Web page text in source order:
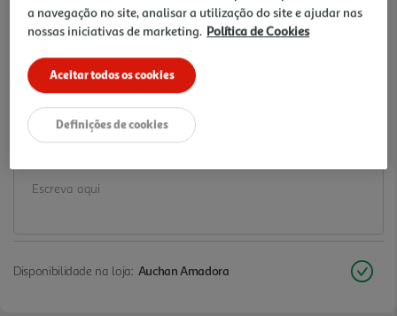
0.21 €/un
4,99 €
Disponibilidade na loja: Auchan Amadora
a navegação no site, analisar a utilização do site e ajudar nas
nossas iniciativas de marketing. Política de Cookies
Aceitar todos os cookies
Definições de cookies